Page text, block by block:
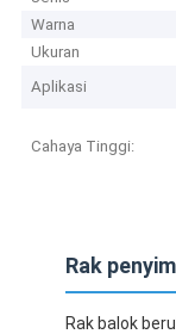
Warna
Ukuran
Aplikasi
Cahaya Tinggi:
Rak
Rak balok